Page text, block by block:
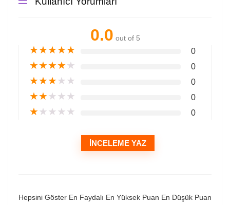
0.0 out of 5
★★★★★ 0
★★★★★ 0
★★★★★ 0
★★★★★ 0
★★★★★ 0
İNCELEME YAZ
Hepsini Göster En Faydalı En Yüksek Puan En Düşük Puan